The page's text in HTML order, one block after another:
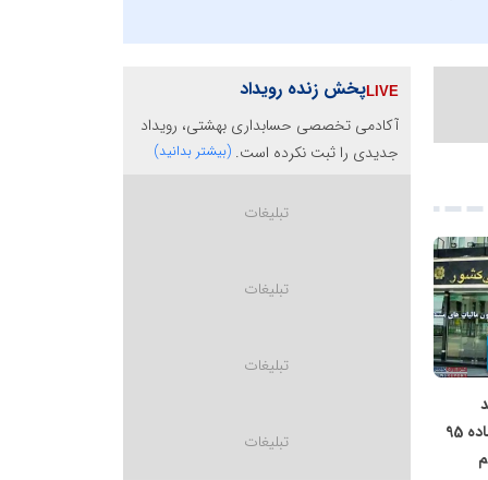
مشمول مالیات موضوع ماده 95
پخش زنده رویداد
آکادمی تخصصی حسابداری بهشتی، رویداد
جدیدی را ثبت نکرده است. (بیشتر بدانید)